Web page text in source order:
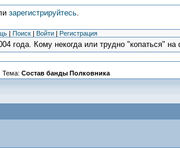
зарегистрируйтесь.
| Поиск | Войти | Регистрация
года. Кому некогда или трудно "копаться"
Состав банды Полковника